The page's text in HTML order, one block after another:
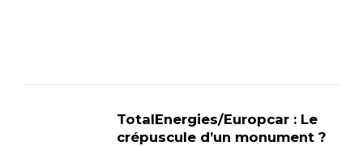
TotalEnergies/Europcar : Le
crépuscule d’un monument ?